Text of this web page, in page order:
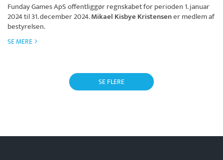
Funday Games ApSoffentliggør regnskabet for perioden 1. januar
2024 til 31. december 2024.Mikael Kisbye Kristensener medlem af
bestyrelsen.
SE MERE
SE FLERE